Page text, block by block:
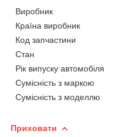
Виробник
Країна виробник
Код запчастини
Стан
Рік випуску автомобіля
Сумісність з маркою
Сумісність з моделлю
Приховати